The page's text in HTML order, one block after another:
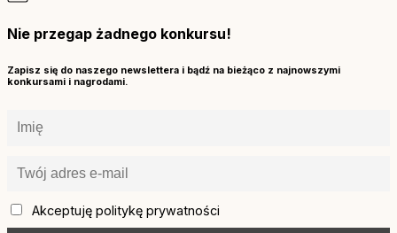
Nie przegap żadnego konkursu!
Zapisz się do naszego newslettera i bądź na bieżąco z najnowszymi
konkursami i nagrodami.
Akceptuję politykę prywatności